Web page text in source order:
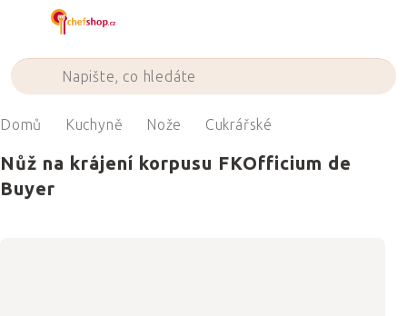
Domů Kuchyně Nože Cukrářské
Nůž na krájení korpusu FKOfficium de
Buyer